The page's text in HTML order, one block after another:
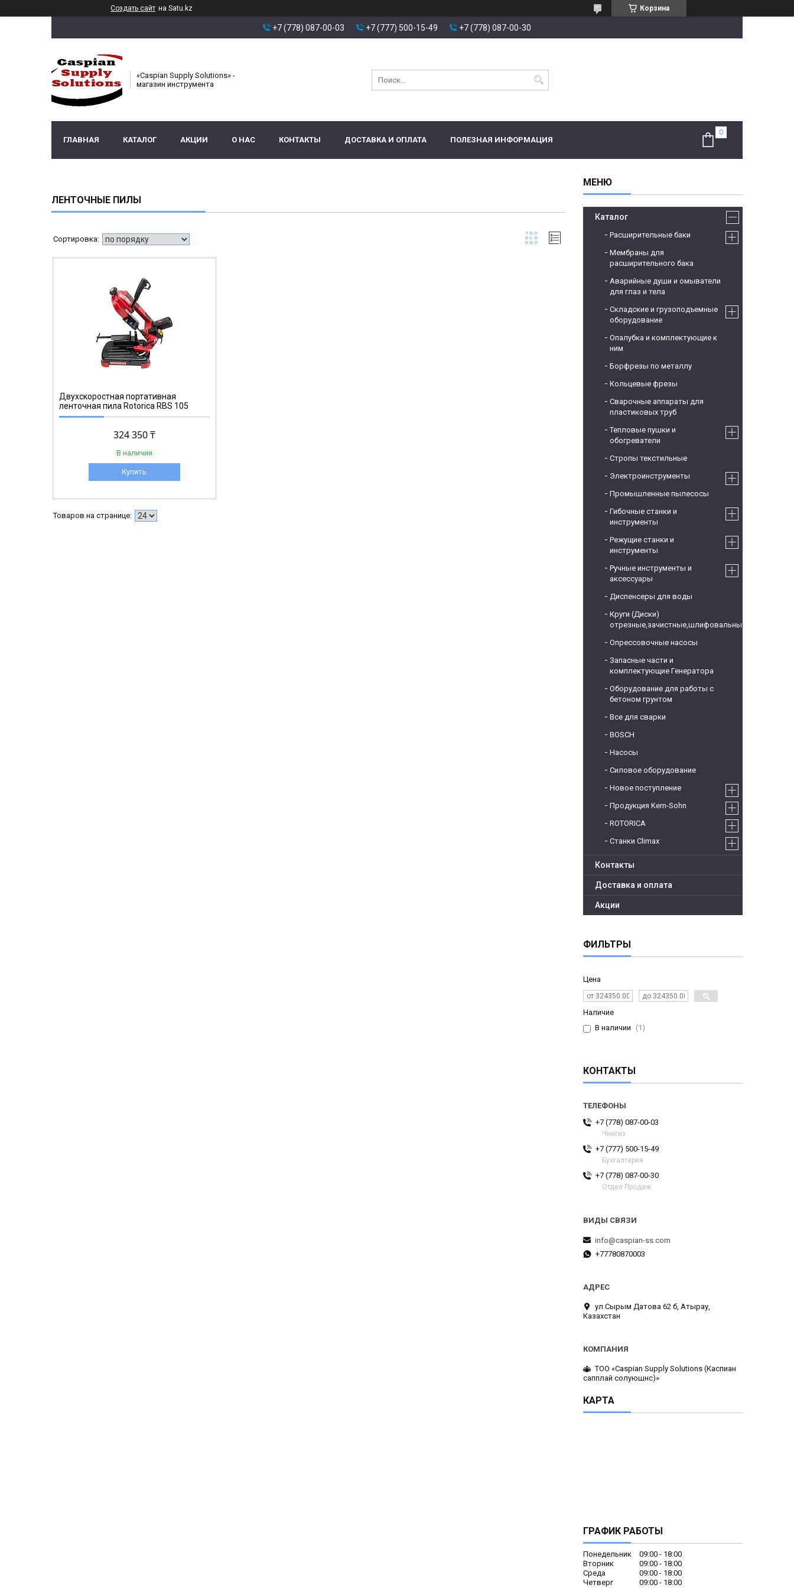
Создать сайт на Satu.kz Корзина
+7 (778) 087-00-03 +7 (777) 500-15-49 +7 (778) 087-00-30
«Caspian Supply Solutions» -
магазин инструмента
ГЛАВНАЯ КАТАЛОГ АКЦИИ О НАС КОНТАКТЫ ДОСТАВКА И ОПЛАТА ПОЛЕЗНАЯ ИНФОРМАЦИЯ
ЛЕНТОЧНЫЕ ПИЛЫ
Двухскоростная портативная
ленточная пила Rotorica RBS 105
324 350 ₸
В наличии
Купить
Каталог
Расширительные баки
Мембраны для
расширительного бака
Аварийные души и омыватели
для глаз и тела
Складские и грузоподъемные
оборудование
Опалубка и комплектующие к
ним
Борфрезы по металлу
Кольцевые фрезы
Сварочные аппараты для
пластиковых труб
Тепловые пушки и
обогреватели
Стропы текстильные
Электроинструменты
Промышленные пылесосы
Гибочные станки и
инструменты
Режущие станки и
инструменты
Ручные инструменты и
аксессуары
Диспенсеры для воды
Круги (Диски)
отрезные,зачистные,шлифовальные
Опрессовочные насосы
Запасные части и
комплектующие Генератора
Оборудование для работы с
бетоном грунтом
Все для сварки
BOSCH
Насосы
Силовое оборудование
Новое поступление
Продукция Kern-Sohn
ROTORICA
Станки Climax
Контакты
Доставка и оплата
Акции
ФИЛЬТРЫ
Цена
Наличие
В наличии
1
КОНТАКТЫ
+7 (778) 087-00-03
Чингиз
+7 (777) 500-15-49
Бухгалтерия
+7 (778) 087-00-30
Отдел Продаж
info@caspian-ss.com
+77780870003
ул.Сырым Датова 62 б, Атырау,
Казахстан
ТОО «Caspian Supply Solutions (Каспиан
сапплай солуюшнс)»
КАРТА
ГРАФИК РАБОТЫ
Понедельник 09:00
18:00
Вторник
09:00
18:00
Среда
09:00
18:00
Четверг
09:00
18:00